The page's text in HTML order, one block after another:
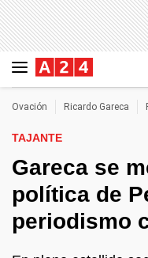
Ovación Ricardo Gareca
TAJANTE
Gareca se
política de
periodismo